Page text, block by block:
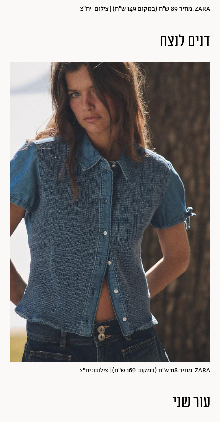
ZARA. מחיר 89 ש"ח (במקום 149 ש"ח) | צילום: יח"צ
דנים לנצח
ZARA. מחיר 118 ש"ח (במקום 169 ש"ח) | צילום: יח"צ
עור שני